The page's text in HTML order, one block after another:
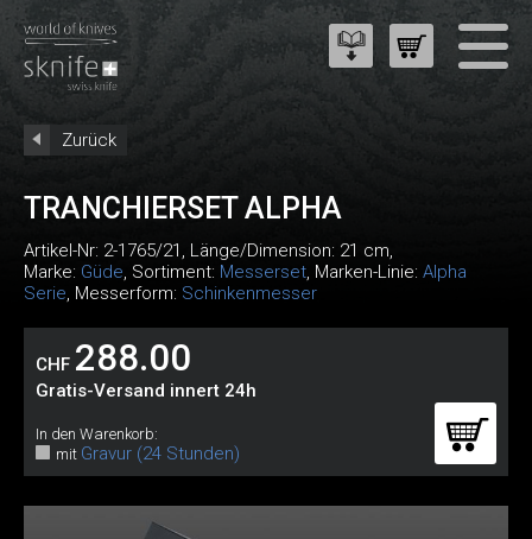
Zurück
TRANCHIERSET ALPHA
Artikel-Nr: 2-1765/21 , Länge/Dimension: 21 cm,
Marke: Güde, Sortiment: Messerset, Marken-Linie: Alpha
Serie, Messerform: Schinkenmesser
CHF 288.00
Gratis-Versand innert 24h
In den Warenkorb:
mit Gravur (24 Stunden)